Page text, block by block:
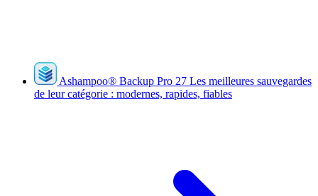
Ashampoo® Backup Pro 27 Les meilleures sauvegardes
de leur catégorie : modernes, rapides, fiables